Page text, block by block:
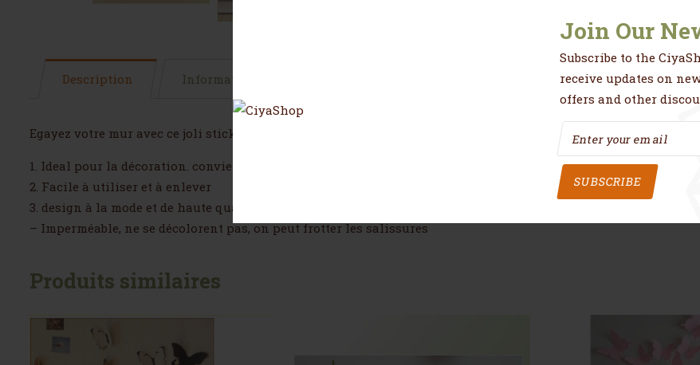
Join Our
Subscribe to the
receive updates on
offers and other
SUBSCRIBE
Description Informations complémentaires
Egayez votre mur avec ce joli sticker en papier vinyl pour une déco originale et chic de votre intérieur!
1. Ideal pour la décoration. convient à tous les murs lisses, carrelages, fenêtres, métal, placard, plastique
2. Facile à utiliser et à enlever
3. design à la mode et de haute qualité
– Imperméable, ne se décolorent pas, on peut frotter les salissures
Produits similaires